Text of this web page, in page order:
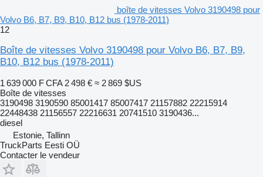
boîte de vitesses Volvo 3190498 pour
Volvo B6, B7, B9, B10, B12 bus (1978-2011)
12
Boîte de vitesses Volvo 3190498 pour Volvo B6, B7, B9,
B10, B12 bus (1978-2011)
1 639 000 F CFA 2 498 € ≈ 2 869 $US
Boîte de vitesses
3190498 3190590 85001417 85007417 21157882 22215914
22448438 21156557 22216631 20741510 3190436...
diesel
Estonie, Tallinn
TruckParts Eesti OÜ
Contacter le vendeur